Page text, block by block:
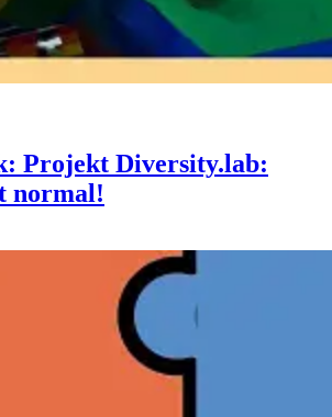
Projekt Diversity.lab:
normal!